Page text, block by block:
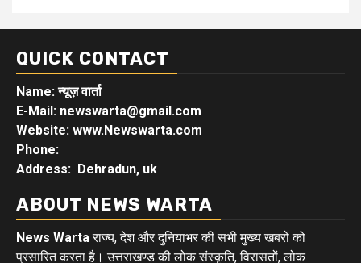
QUICK CONTACT
Name: न्यूज़ वार्ता
E-Mail: newswarta@gmail.com
Website: www.Newswarta.com
Phone:
Address: Dehradun, uk
ABOUT NEWS WARTA
News Wartaराज्य, देश और दुनियाभर की सभी मुख्य खबरों को
प्रसारित करता है। उत्तराखण्ड की लोक संस्कृति, विरासतों, लोक